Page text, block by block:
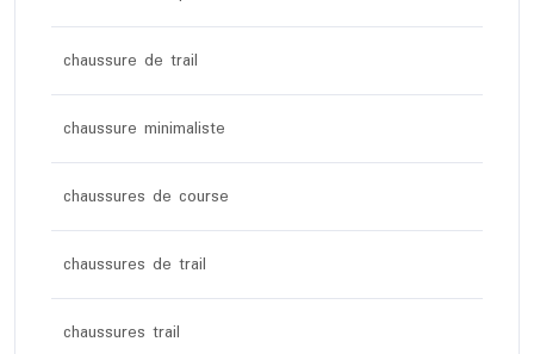
chaussure de trail
chaussure minimaliste
chaussures de course
chaussures de trail
chaussures trail